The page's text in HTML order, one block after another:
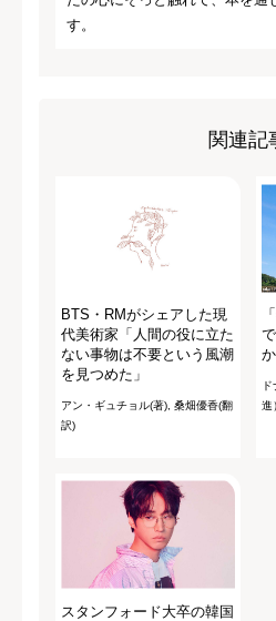
す。
関連記
BTS・RMがシェアした現
代美術家「人間の役に立た
ない事物は不要という風潮
を見つめた」
アン・ギュチョル(著), 桑畑優香(翻
訳)
進
スタンフォード大卒の韓国